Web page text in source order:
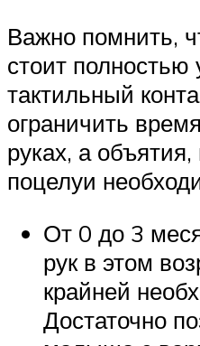
Важно помнить,
стоит полностью
тактильный
ограничить
руках, а
поцелуи
От 0 до 3
рук в этом
крайней
Достаточно